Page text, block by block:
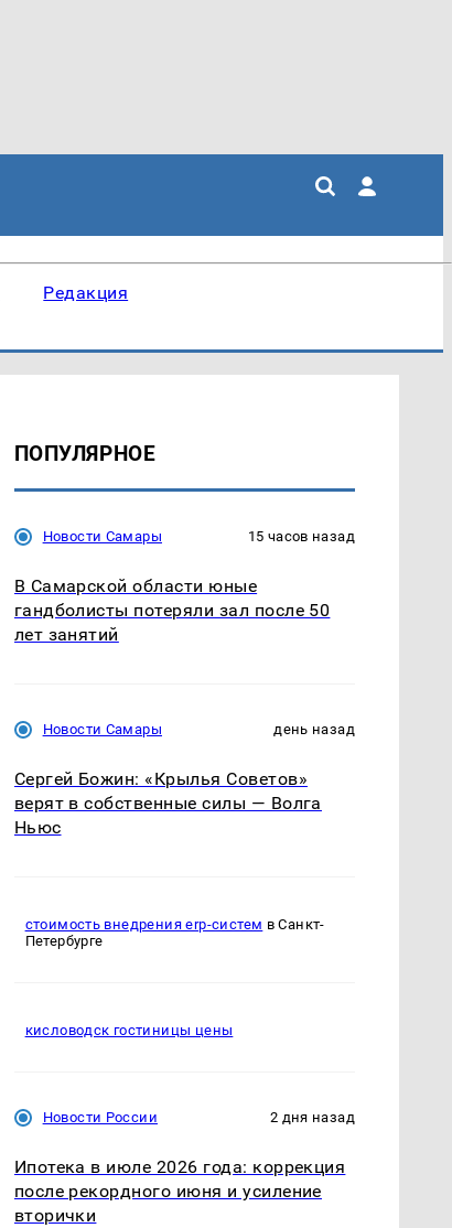
Редакция
ПОПУЛЯРНОЕ
Новости Самары 15 часов назад
В Самарской области юные
гандболисты потеряли зал после 50
лет занятий
Новости Самары день назад
Сергей Божин: «Крылья Советов»
верят в собственные силы — Волга
Ньюс
стоимость внедрения erp-систем в Санкт-
Петербурге
кисловодск гостиницы цены
Новости России 2 дня назад
Ипотека в июле 2026 года: коррекция
после рекордного июня и усиление
вторички